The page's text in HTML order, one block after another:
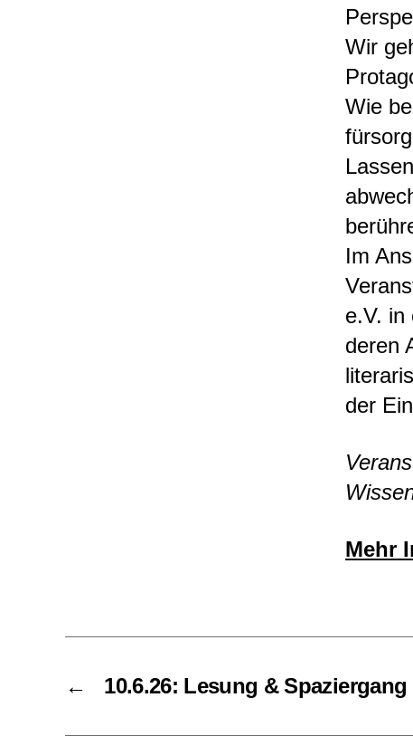
Wir
Wie
Im
e.V. in
deren
der
Mehr
← 10.6.26: Lesung & Spaziergang